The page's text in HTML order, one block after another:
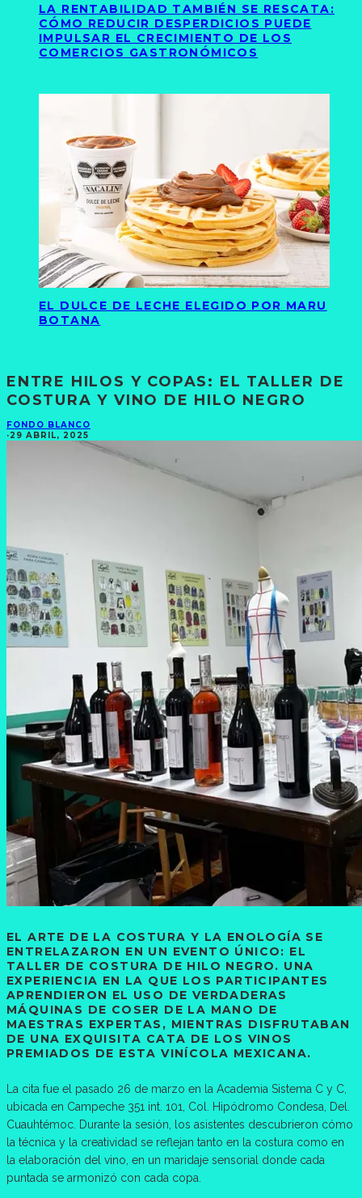
LA RENTABILIDAD TAMBIÉN SE RESCATA:
CÓMO REDUCIR DESPERDICIOS PUEDE
IMPULSAR EL CRECIMIENTO DE LOS
COMERCIOS GASTRONÓMICOS
EL DULCE DE LECHE ELEGIDO POR MARU
BOTANA
ENTRE HILOS Y COPAS: EL TALLER DE
COSTURA Y VINO DE HILO NEGRO
FONDO BLANCO
·29 ABRIL, 2025
EL ARTE DE LA COSTURA Y LA ENOLOGÍA SE
ENTRELAZARON EN UN EVENTO ÚNICO: EL
TALLER DE COSTURA DE HILO NEGRO. UNA
EXPERIENCIA EN LA QUE LOS PARTICIPANTES
APRENDIERON EL USO DE VERDADERAS
MÁQUINAS DE COSER DE LA MANO DE
MAESTRAS EXPERTAS, MIENTRAS DISFRUTABAN
DE UNA EXQUISITA CATA DE LOS VINOS
PREMIADOS DE ESTA VINÍCOLA MEXICANA.
La cita fue el pasado 26 de marzo en la Academia Sistema C y C,
ubicada en Campeche 351 int. 101, Col. Hipódromo Condesa, Del.
Cuauhtémoc. Durante la sesión, los asistentes descubrieron cómo
la técnica y la creatividad se reflejan tanto en la costura como en
la elaboración del vino, en un maridaje sensorial donde cada
puntada se armonizó con cada copa.